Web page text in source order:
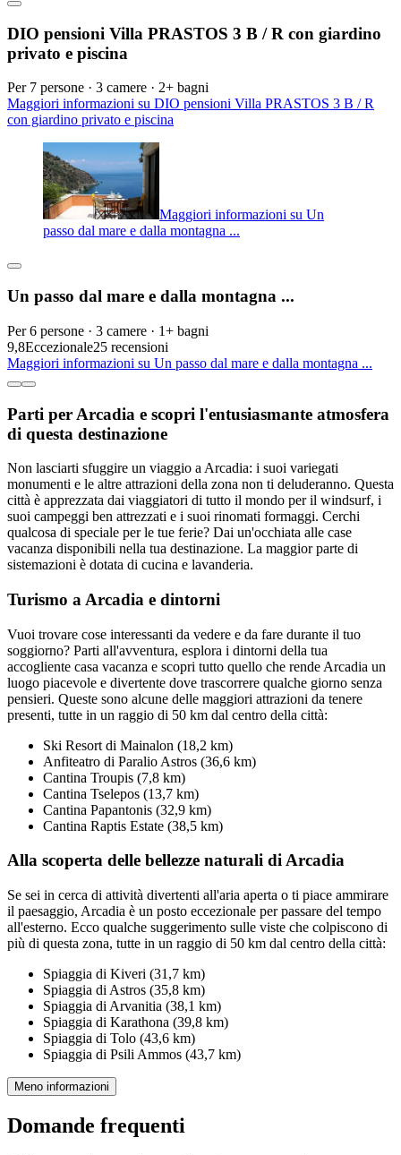
DIO pensioni Villa PRASTOS 3 B / R con giardino
privato e piscina
Per 7 persone · 3 camere · 2+ bagni
Maggiori informazioni su DIO pensioni Villa PRASTOS 3 B / R
con giardino privato e piscina
Maggiori informazioni su Un
passo dal mare e dalla montagna ...
Un passo dal mare e dalla montagna ...
Per 6 persone · 3 camere · 1+ bagni
9,8Eccezionale25 recensioni
Maggiori informazioni su Un passo dal mare e dalla montagna ...
Parti per Arcadia e scopri l'entusiasmante atmosfera
di questa destinazione
Non lasciarti sfuggire un viaggio a Arcadia: i suoi variegati
monumenti e le altre attrazioni della zona non ti deluderanno. Questa
città è apprezzata dai viaggiatori di tutto il mondo per il windsurf, i
suoi campeggi ben attrezzati e i suoi rinomati formaggi. Cerchi
qualcosa di speciale per le tue ferie? Dai un'occhiata alle case
vacanza disponibili nella tua destinazione. La maggior parte di
sistemazioni è dotata di cucina e lavanderia.
Turismo a Arcadia e dintorni
Vuoi trovare cose interessanti da vedere e da fare durante il tuo
soggiorno? Parti all'avventura, esplora i dintorni della tua
accogliente casa vacanza e scopri tutto quello che rende Arcadia un
luogo piacevole e divertente dove trascorrere qualche giorno senza
pensieri. Queste sono alcune delle maggiori attrazioni da tenere
presenti, tutte in un raggio di 50 km dal centro della città:
Ski Resort di Mainalon (18,2 km)
Anfiteatro di Paralio Astros (36,6 km)
Cantina Troupis (7,8 km)
Cantina Tselepos (13,7 km)
Cantina Papantonis (32,9 km)
Cantina Raptis Estate (38,5 km)
Alla scoperta delle bellezze naturali di Arcadia
Se sei in cerca di attività divertenti all'aria aperta o ti piace ammirare
il paesaggio, Arcadia è un posto eccezionale per passare del tempo
all'esterno. Ecco qualche suggerimento sulle viste che colpiscono di
più di questa zona, tutte in un raggio di 50 km dal centro della città:
Spiaggia di Kiveri (31,7 km)
Spiaggia di Astros (35,8 km)
Spiaggia di Arvanitia (38,1 km)
Spiaggia di Karathona (39,8 km)
Spiaggia di Tolo (43,6 km)
Spiaggia di Psili Ammos (43,7 km)
Meno informazioni
Domande frequenti